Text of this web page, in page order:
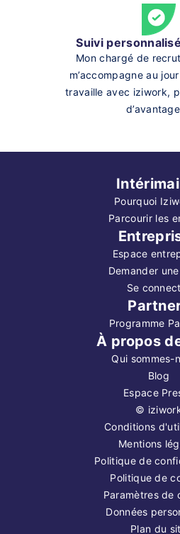
Suivi
Mon chargé de
m’accompagne au
travaille avec iziwork,
Pourquoi
Parcourir les
Espace
Demander
Se
Programme
À propos
Qui sommes-
Blog
Espace
©
Conditions
Mentions
Politique de
Politique de
Paramètres de
Données
Plan du